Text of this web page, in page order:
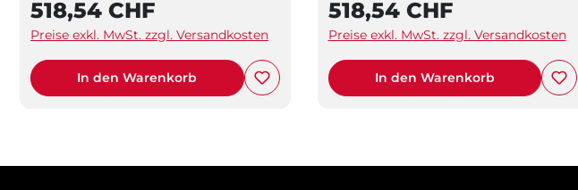
518,54 CHF
Preise exkl. MwSt. zzgl. Versandkosten
In den Warenkorb
518,54 CHF
Preise exkl. MwSt. zzgl. Versandkosten
In den Warenkorb